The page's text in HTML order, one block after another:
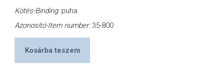
Kötés-Binding: puha
Azonosító-Item number: 35-800
Kosárba teszem